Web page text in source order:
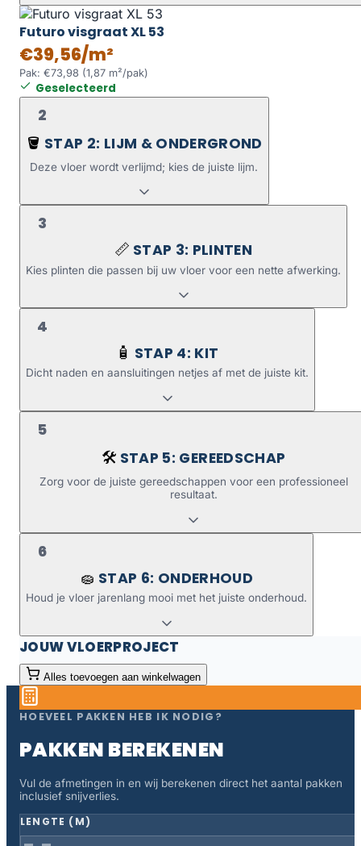
Futuro visgraat XL 53
€39,56/m²
Pak: €73,98 (1,87 m²/pak)
Geselecteerd
2
🪣 STAP 2: LIJM & ONDERGROND
Deze vloer wordt verlijmd; kies de juiste lijm.
3
📏 STAP 3: PLINTEN
Kies plinten die passen bij uw vloer voor een nette afwerking.
4
🧴 STAP 4: KIT
Dicht naden en aansluitingen netjes af met de juiste kit.
5
🛠️ STAP 5: GEREEDSCHAP
Zorg voor de juiste gereedschappen voor een professioneel
resultaat.
6
🧽 STAP 6: ONDERHOUD
Houd je vloer jarenlang mooi met het juiste onderhoud.
JOUW VLOERPROJECT
Alles toevoegen aan winkelwagen
HOEVEEL PAKKEN HEB IK NODIG?
PAKKEN BEREKENEN
Vul de afmetingen in en wij berekenen direct het aantal pakken
inclusief snijverlies.
LENGTE (M)